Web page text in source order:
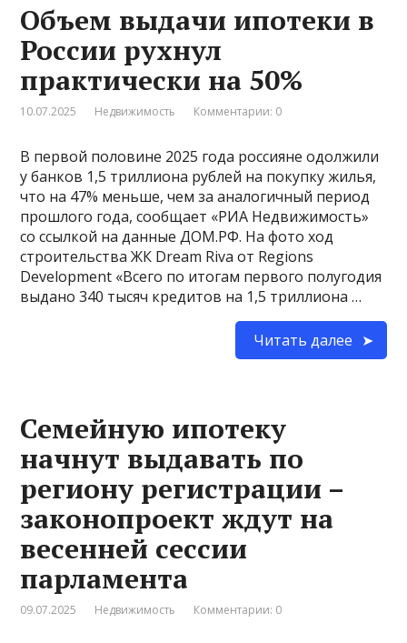
Объем выдачи ипотеки в
России рухнул
практически на 50%
10.07.2025 Недвижимость Комментарии: 0
В первой половине 2025 года россияне одолжили
у банков 1,5 триллиона рублей на покупку жилья,
что на 47% меньше, чем за аналогичный период
прошлого года, сообщает «РИА Недвижимость»
со ссылкой на данные ДОМ.РФ. На фото ход
строительства ЖК Dream Riva от Regions
Development «Всего по итогам первого полугодия
выдано 340 тысяч кредитов на 1,5 триллиона …
Читать далее
Семейную ипотеку
начнут выдавать по
региону регистрации –
законопроект ждут на
весенней сессии
парламента
09.07.2025 Недвижимость Комментарии: 0